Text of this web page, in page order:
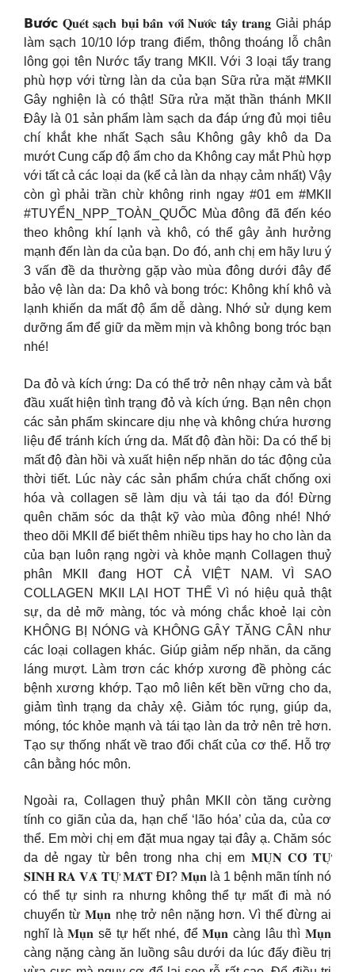
𝗕𝘂̛𝗼̛́𝗰 𝐐𝐮𝐞́𝐭 𝐬𝐚̣𝐜𝐡 𝐛𝐮̣𝐢 𝐛𝐚̂̉𝐧 𝐯𝐨̛́𝐢 𝐍𝐮̛𝐨̛́𝐜 𝐭𝐚̂̉𝐲 𝐭𝐫𝐚𝐧𝐠 Giải pháp
làm sạch 10/10 lớp trang điểm, thông thoáng lỗ chân
lông gọi tên Nước tẩy trang MKII. Với 3 loại tẩy trang
phù hợp với từng làn da của bạn Sữa rửa mặt #MKII
Gây nghiện là có thật! Sữa rửa mặt thần thánh MKII
Đây là 01 sản phẩm làm sạch da đáp ứng đủ mọi tiêu
chí khắt khe nhất Sạch sâu Không gây khô da Da
mướt Cung cấp độ ẩm cho da Không cay mắt Phù hợp
với tất cả các loại da (kể cả làn da nhạy cảm nhất) Vậy
còn gì phải trần chừ không rinh ngay #01 em #MKII
#TUYỂN_NPP_TOÀN_QUỐC Mùa đông đã đến kéo
theo không khí lạnh và khô, có thể gây ảnh hưởng
mạnh đến làn da của bạn. Do đó, anh chị em hãy lưu ý
3 vấn đề da thường gặp vào mùa đông dưới đây để
bảo vệ làn da: Da khô và bong tróc: Không khí khô và
lạnh khiến da mất độ ẩm dễ dàng. Nhớ sử dụng kem
dưỡng ẩm để giữ da mềm mịn và không bong tróc bạn
nhé!
Da đỏ và kích ứng: Da có thể trở nên nhạy cảm và bắt
đầu xuất hiện tình trạng đỏ và kích ứng. Bạn nên chọn
các sản phẩm skincare dịu nhẹ và không chứa hương
liệu để tránh kích ứng da. Mất độ đàn hồi: Da có thể bị
mất độ đàn hồi và xuất hiện nếp nhăn do tác động của
thời tiết. Lúc này các sản phẩm chứa chất chống oxi
hóa và collagen sẽ làm dịu và tái tạo da đó! Đừng
quên chăm sóc da thật kỹ vào mùa đông nhé! Nhớ
theo dõi MKII để biết thêm nhiều tips hay ho cho làn da
của bạn luôn rạng ngời và khỏe mạnh Collagen thuỷ
phân MKII đang HOT CẢ VIỆT NAM. VÌ SAO
COLLAGEN MKII LẠI HOT THẾ Vì nó hiệu quả thật
sự, da dẻ mỡ màng, tóc và móng chắc khoẻ lại còn
KHÔNG BỊ NÓNG và KHÔNG GÂY TĂNG CÂN như
các loại collagen khác. Giúp giảm nếp nhăn, da căng
láng mượt. Làm trơn các khớp xương đề phòng các
bệnh xương khớp. Tạo mô liên kết bền vững cho da,
giảm tình trạng da chảy xệ. Giảm tóc rụng, giúp da,
móng, tóc khỏe mạnh và tái tạo làn da trở nên trẻ hơn.
Tạo sự thống nhất về trao đổi chất của cơ thể. Hỗ trợ
cân bằng hóc môn.
Ngoài ra, Collagen thuỷ phân MKII còn tăng cường
tính co giãn của da, hạn chế ‘lão hóa’ của da, của cơ
thể. Em mời chị em đặt mua ngay tại đây ạ. Chăm sóc
da dẻ ngay từ bên trong nha chị em 𝐌𝐔̣𝐍 𝐂𝐎́ 𝐓𝐔̛̣
𝐒𝐈𝐍𝐇 𝐑𝐀 𝐕𝐀̀ 𝐓𝐔̛̣ 𝐌𝐀̂́𝐓 Đ𝐈? 𝐌𝐮̣𝐧 là 1 bệnh mãn tính nó
có thể tự sinh ra nhưng không thể tự mất đi mà nó
chuyển từ 𝐌𝐮̣𝐧 nhẹ trở nên nặng hơn. Vì thế đừng ai
nghĩ là 𝐌𝐮̣𝐧 sẽ tự hết nhé, để 𝐌𝐮̣𝐧 càng lâu thì 𝐌𝐮̣𝐧
càng nặng càng ăn luồng sâu dưới da lúc đấy điều trị